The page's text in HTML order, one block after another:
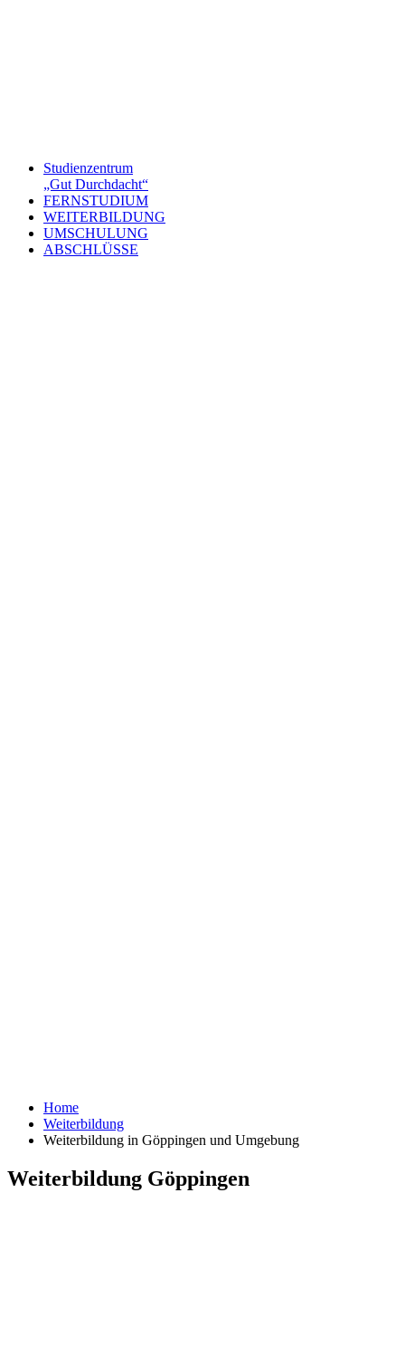
Studienzentrum
„Gut Durchdacht“
FERNSTUDIUM
WEITERBILDUNG
UMSCHULUNG
ABSCHLÜSSE
Home
Weiterbildung
Weiterbildung in Göppingen und Umgebung
Weiterbildung Göppingen